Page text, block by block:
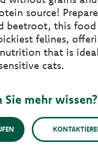
source!
beetroot, this
felines,
that is
cats.
mehr wissen?